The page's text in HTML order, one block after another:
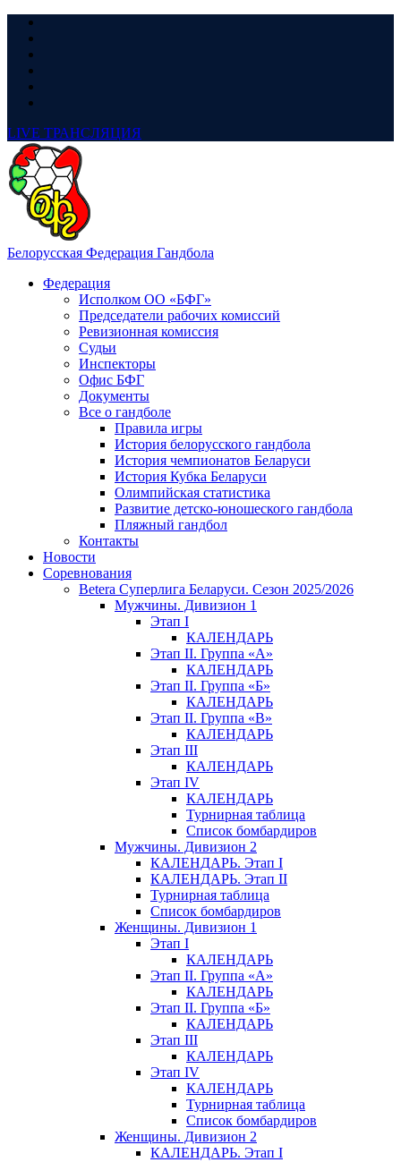
LIVE ТРАНСЛЯЦИЯ
Белорусская Федерация Гандбола
Федерация
Исполком ОО «БФГ»
Председатели рабочих комиссий
Ревизионная комиссия
Судьи
Инспекторы
Офис БФГ
Документы
Все о гандболе
Правила игры
История белорусского гандбола
История чемпионатов Беларуси
История Кубка Беларуси
Олимпийская статистика
Развитие детско-юношеского гандбола
Пляжный гандбол
Контакты
Новости
Соревнования
Betera Суперлига Беларуси. Сезон 2025/2026
Мужчины. Дивизион 1
Этап I
КАЛЕНДАРЬ
Этап II. Группа «А»
КАЛЕНДАРЬ
Этап II. Группа «Б»
КАЛЕНДАРЬ
Этап II. Группа «В»
КАЛЕНДАРЬ
Этап III
КАЛЕНДАРЬ
Этап IV
КАЛЕНДАРЬ
Турнирная таблица
Список бомбардиров
Мужчины. Дивизион 2
КАЛЕНДАРЬ. Этап I
КАЛЕНДАРЬ. Этап II
Турнирная таблица
Список бомбардиров
Женщины. Дивизион 1
Этап I
КАЛЕНДАРЬ
Этап II. Группа «А»
КАЛЕНДАРЬ
Этап II. Группа «Б»
КАЛЕНДАРЬ
Этап III
КАЛЕНДАРЬ
Этап IV
КАЛЕНДАРЬ
Турнирная таблица
Список бомбардиров
Женщины. Дивизион 2
КАЛЕНДАРЬ. Этап I